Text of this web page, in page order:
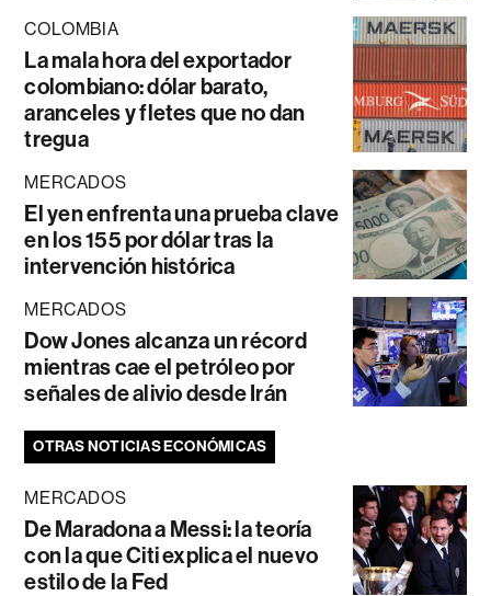
COLOMBIA
La mala hora del exportador
colombiano: dólar barato,
aranceles y fletes que no dan
tregua
MERCADOS
El yen enfrenta una prueba clave
en los 155 por dólar tras la
intervención histórica
MERCADOS
Dow Jones alcanza un récord
mientras cae el petróleo por
señales de alivio desde Irán
OTRAS NOTICIAS ECONÓMICAS
MERCADOS
De Maradona a Messi: la teoría
con la que Citi explica el nuevo
estilo de la Fed